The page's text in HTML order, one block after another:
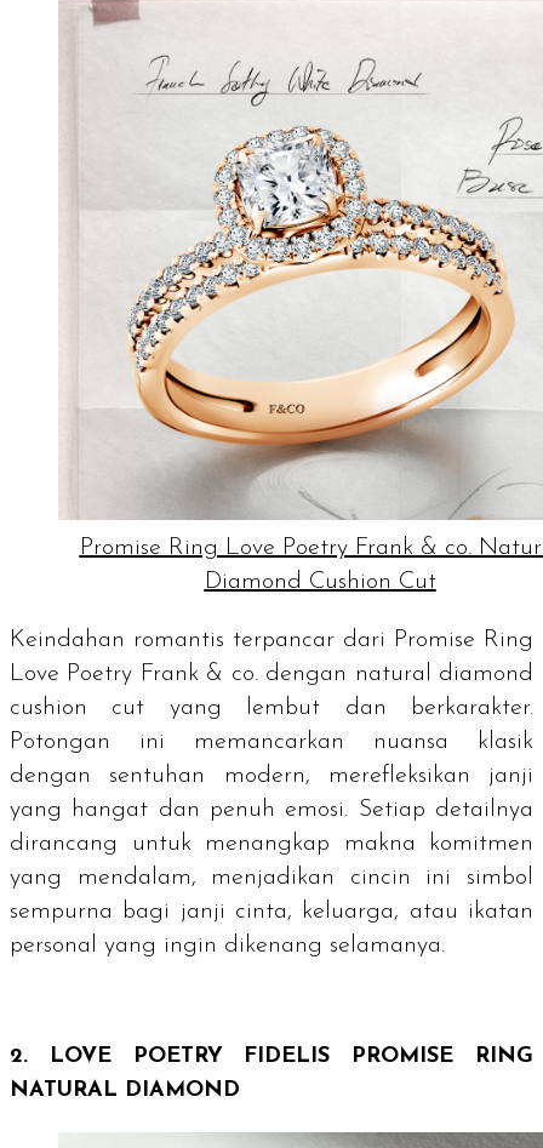
Promise Ring Love Poetry Frank & co.
Diamond Cushion Cut
Keindahan romantis terpancar dari Promise Ring
Love Poetry Frank & co. dengan natural diamond
cushion cut yang lembut dan berkarakter.
Potongan ini memancarkan nuansa klasik
dengan sentuhan modern, merefleksikan janji
yang hangat dan penuh emosi. Setiap detailnya
dirancang untuk menangkap makna komitmen
yang mendalam, menjadikan cincin ini simbol
sempurna bagi janji cinta, keluarga, atau ikatan
personal yang ingin dikenang selamanya.
2. LOVE POETRY FIDELIS PROMISE RING
NATURAL DIAMOND